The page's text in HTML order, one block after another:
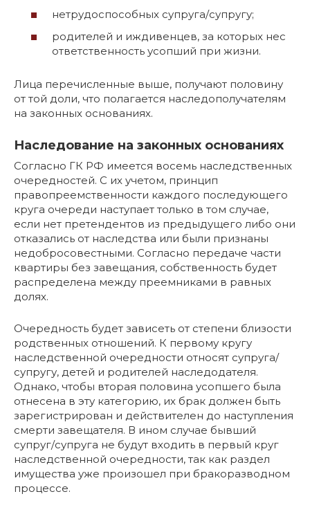
нетрудоспособных супруга/супругу;
родителей и иждивенцев, за которых нес
ответственность усопший при жизни.
Лица перечисленные выше, получают половину
от той доли, что полагается наследополучателям
на законных основаниях.
Наследование на законных основаниях
Согласно ГК РФ имеется восемь наследственных
очередностей. С их учетом, принцип
правопреемственности каждого последующего
круга очереди наступает только в том случае,
если нет претендентов из предыдущего либо они
отказались от наследства или были признаны
недобросовестными. Согласно передаче части
квартиры без завещания, собственность будет
распределена между преемниками в равных
долях.
Очередность будет зависеть от степени близости
родственных отношений. К первому кругу
наследственной очередности относят супруга/
супругу, детей и родителей наследодателя.
Однако, чтобы вторая половина усопшего была
отнесена в эту категорию, их брак должен быть
зарегистрирован и действителен до наступления
смерти завещателя. В ином случае бывший
супруг/супруга не будут входить в первый круг
наследственной очередности, так как раздел
имущества уже произошел при бракоразводном
процессе.